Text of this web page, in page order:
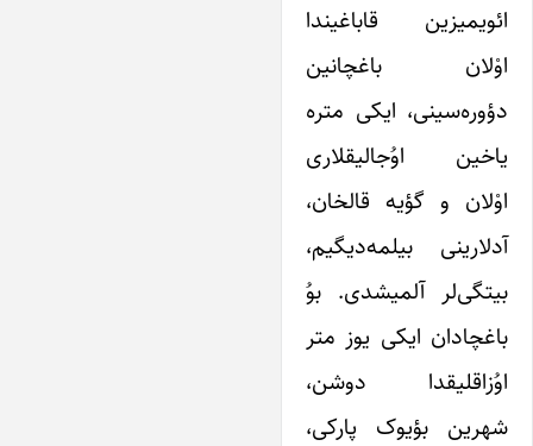
ائویمیزین قاباغیندا
اوْلان باغچانین
دؤوره‌سینی، ایکی متره
یاخین اوُجالیقلاری
اوْلان و گؤیه قالخان،
آدلارینی بیلمه‌دیگیم،
بیتگی‌لر آلمیشدی. بوُ
باغچادان ایکی یوز متر
اوُزاقلیقدا دوشن،
شهرین بؤیوک پارکی،